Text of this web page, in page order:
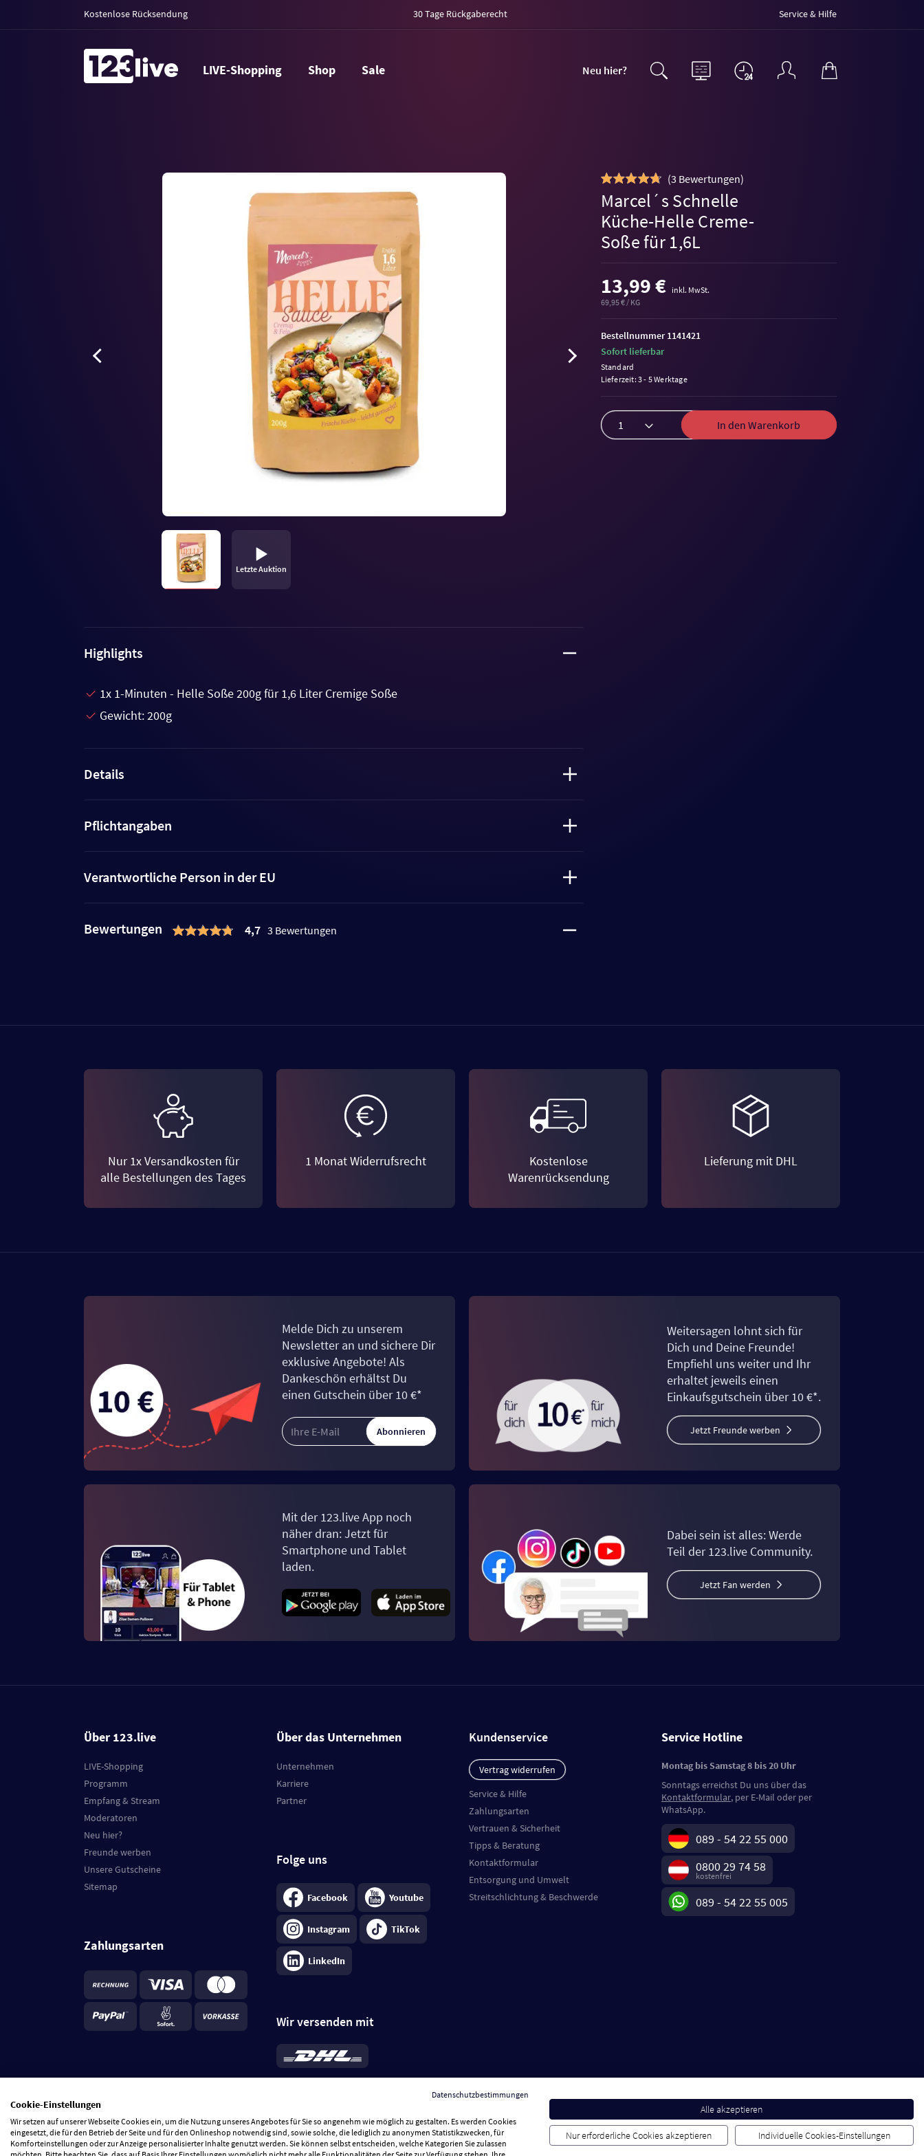
Kostenlose Rücksendung 30 Tage Rückgaberecht Service & Hilfe
LIVE-Shopping Shop Sale Neu hier?
Letzte Auktion
(3 Bewertungen)
Marcel´s Schnelle
Küche-Helle Creme-
Soße für 1,6L
13,99 €
inkl. MwSt.
69,95 € / KG
In den Warenkorb
Bestellnummer 1141421
Sofort lieferbar
Standard
Lieferzeit: 3 - 5 Werktage
Highlights
1x 1-Minuten - Helle Soße 200g für 1,6 Liter Cremige Soße
Gewicht: 200g
Details
Pflichtangaben
Verantwortliche Person in der EU
Bewertungen 4,7 3 Bewertungen
Nur 1x Versandkosten für
alle Bestellungen des Tages
1 Monat Widerrufsrecht
Kostenlose
Warenrücksendung
Lieferung mit DHL
Melde Dich zu unserem
Newsletter an und sichere Dir
exklusive Angebote! Als
Dankeschön erhältst Du
einen Gutschein über 10 €*
Abonnieren
Weitersagen lohnt sich für
Dich und Deine Freunde!
Empfiehl uns weiter und Ihr
erhaltet jeweils einen
Einkaufsgutschein über 10 €*.
Jetzt Freunde werben
Mit der 123.live App noch
näher dran: Jetzt für
Smartphone und Tablet
laden.
Dabei sein ist alles: Werde
Teil der 123.live Community.
Jetzt Fan werden
Über 123.live
LIVE-Shopping
Programm
Empfang & Stream
Moderatoren
Neu hier?
Freunde werben
Unsere Gutscheine
Sitemap
Zahlungsarten
Über das Unternehmen
Unternehmen
Karriere
Partner
Folge uns
Facebook Youtube
Instagram TikTok
LinkedIn
Wir versenden mit
*Standard 6,95 €; bei Kühlware zzgl. 0,99 €
je Bestellung, insgesamt 7,94 €. Lieferzeit3-
Kundenservice
Vertrag widerrufen
Service & Hilfe
Zahlungsarten
Vertrauen & Sicherheit
Tipps & Beratung
Kontaktformular
Entsorgung und Umwelt
Streitschlichtung & Beschwerde
Service Hotline
Montag bis Samstag 8 bis 20 Uhr
Sonntags erreichst Du uns über das
Kontaktformular, per E-Mail oder per
WhatsApp.
089 - 54 22 55 000
0800 29 74 58
kostenfrei
089 - 54 22 55 005
Datenschutzbestimmungen
Cookie-Einstellungen
Wir setzen auf unserer Webseite Cookies ein, um die Nutzung unseres Angebotes für Sie so angenehm wie möglich zu gestalten. Es werden Cookies
eingesetzt, die für den Betrieb der Seite und für den Onlineshop notwendig sind, sowie solche, die lediglich zu anonymen Statistikzwecken, für
Komforteinstellungen oder zur Anzeige personalisierter Inhalte genutzt werden. Sie können selbst entscheiden, welche Kategorien Sie zulassen
Alle akzeptieren
Nur erforderliche Cookies akzeptieren Individuelle Cookies-Einstellungen